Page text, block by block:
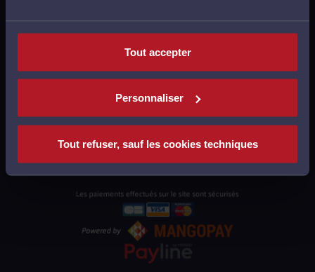
Tout accepter
Personnaliser
Tout refuser, sauf les cookies techniques
MENTIONS LÉGALES
POLITIQUE DE CONFIDENTIALITÉ
POLITIQUE DES COOKIES
CGU AVOCATS
CGUV UTILISATEURS
PLAN DU SITE